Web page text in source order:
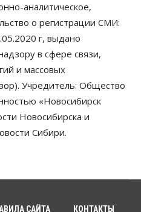
опять атакуют
через электронную
пику активности
области
аналитическое,
о регистрации СМИ:
г, выдано
в сфере связи,
и массовых
Учредитель: Общество
«Новосибирск
Новосибирска и
Сибири.
САЙТА КОНТАКТЫ